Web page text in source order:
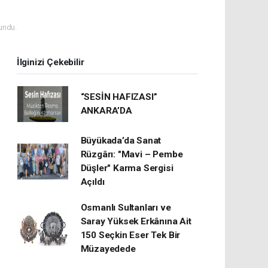
İlginizi Çekebilir
“SESİN HAFIZASI”
ANKARA’DA
Büyükada’da Sanat
Rüzgârı: "Mavi – Pembe
Düşler" Karma Sergisi
Açıldı
Osmanlı Sultanları ve
Saray Yüksek Erkânına Ait
150 Seçkin Eser Tek Bir
Müzayedede